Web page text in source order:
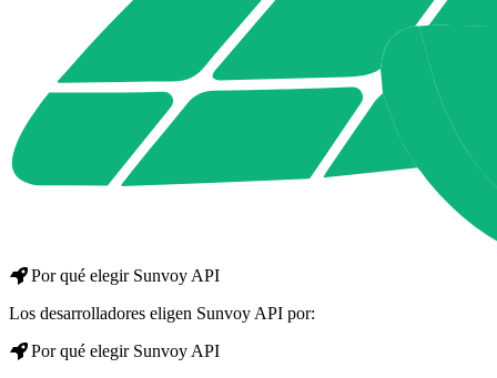
Por qué elegir Sunvoy API
Los desarrolladores eligen Sunvoy API por:
Por qué elegir Sunvoy API